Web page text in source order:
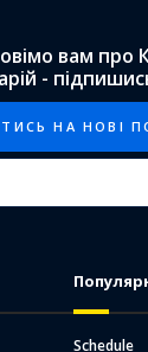
вам про
-
Schedule